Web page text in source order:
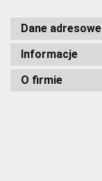
Dane adresowe
Informacje
O firmie